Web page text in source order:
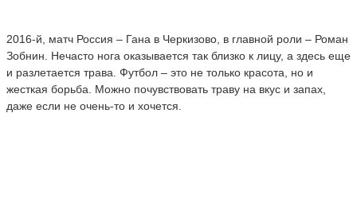
2016-й, матч Россия – Гана в Черкизово, в главной роли – Роман
Зобнин. Нечасто нога оказывается так близко к лицу, а здесь еще
и разлетается трава. Футбол – это не только красота, но и
жесткая борьба. Можно почувствовать траву на вкус и запах,
даже если не очень-то и хочется.